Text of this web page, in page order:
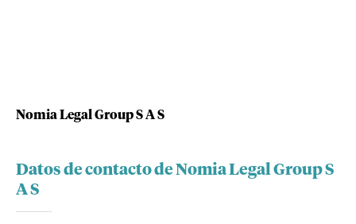
Nomia Legal Group S A S
Datos de contacto de Nomia Legal Group S
A S